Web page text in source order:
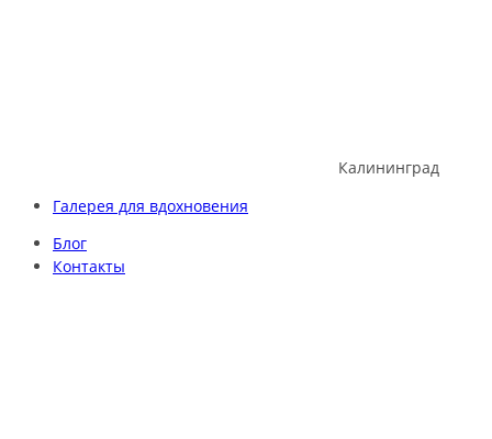
Калининград
Галерея для вдохновения
Блог
Контакты